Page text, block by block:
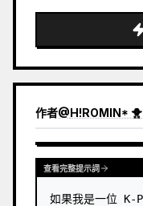
作者@H!ROMIN*
查看完整提示詞
如果我是一位 K-